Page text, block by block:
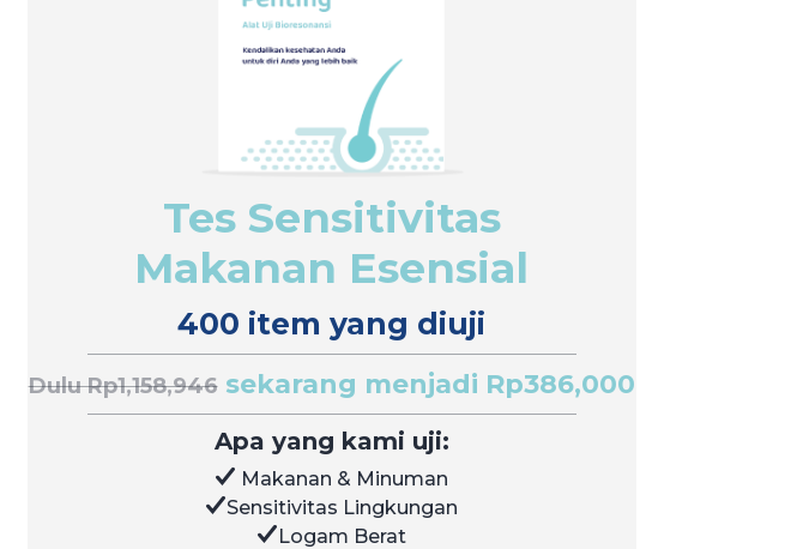
Tes Sensitivitas
Makanan Esensial
400 item yang diuji
Dulu Rp1,158,946 sekarang menjadi Rp386,000
Apa yang kami uji:
Makanan & Minuman
Sensitivitas Lingkungan
Logam Berat